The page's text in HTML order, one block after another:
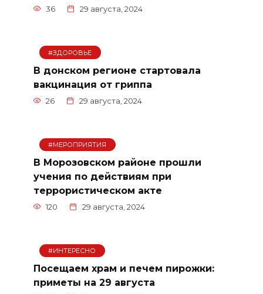
36 29 августа, 2024
#ЗДОРОВЬЕ
В донском регионе стартовала
вакцинация от гриппа
26 29 августа, 2024
#МЕРОПРИЯТИЯ
В Морозовском районе прошли
учения по действиям при
террористическом акте
120 29 августа, 2024
#ИНТЕРЕСНО
Посещаем храм и печем пирожки:
приметы на 29 августа